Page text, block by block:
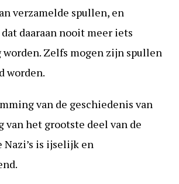
verzamelde spullen, en
daaraan nooit meer iets
worden. Zelfs mogen zijn spullen
worden.
van de geschiedenis van
het grootste deel van de
is ijselijk en